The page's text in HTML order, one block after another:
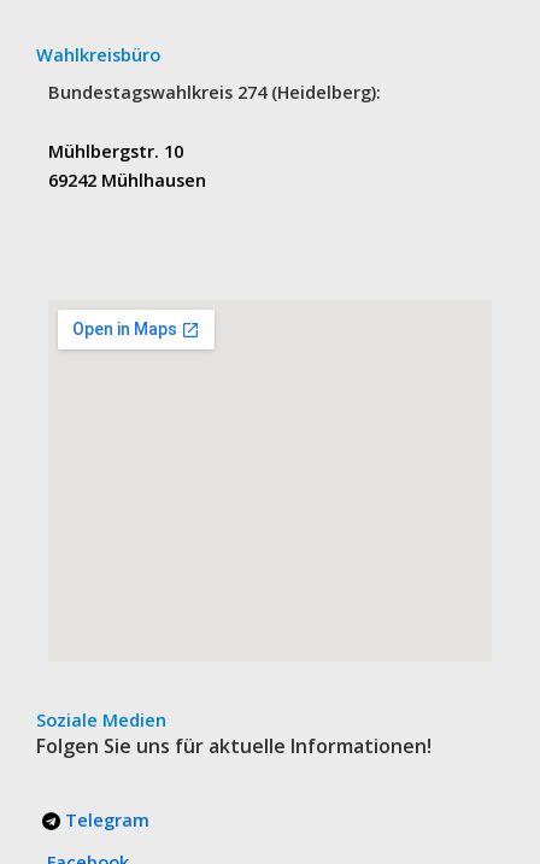
Wahlkreisbüro
Bundestagswahlkreis 274 (Heidelberg):
Mühlbergstr. 10
69242 Mühlhausen
Soziale Medien
Folgen Sie uns für aktuelle Informationen!
Telegram